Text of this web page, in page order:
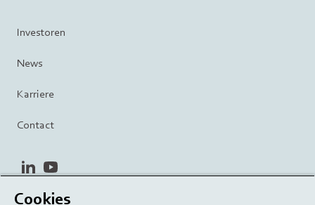
Investoren
News
Karriere
Contact
linkedinyoutube
Datenschutzrichtlinie
Cookies